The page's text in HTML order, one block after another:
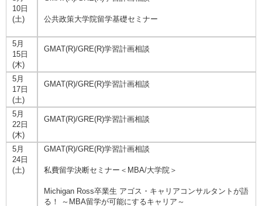
10日
(土)
公共政策大学院留学基礎セミナー
5月
15日
(木)
GMAT(R)/GRE(R)学習計画相談
5月
17日
(土)
GMAT(R)/GRE(R)学習計画相談
5月
22日
(木)
GMAT(R)/GRE(R)学習計画相談
5月
24日
(土)
GMAT(R)/GRE(R)学習計画相談
私費留学決断セミナー＜MBA/大学院＞
Michigan Ross卒業生 アゴス・キャリアコンサルタントが語
る！ ～MBA留学が可能にするキャリア～